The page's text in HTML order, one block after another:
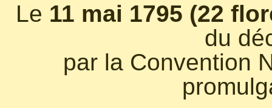
Le 11 mai 1795 (22
du
par la Convention